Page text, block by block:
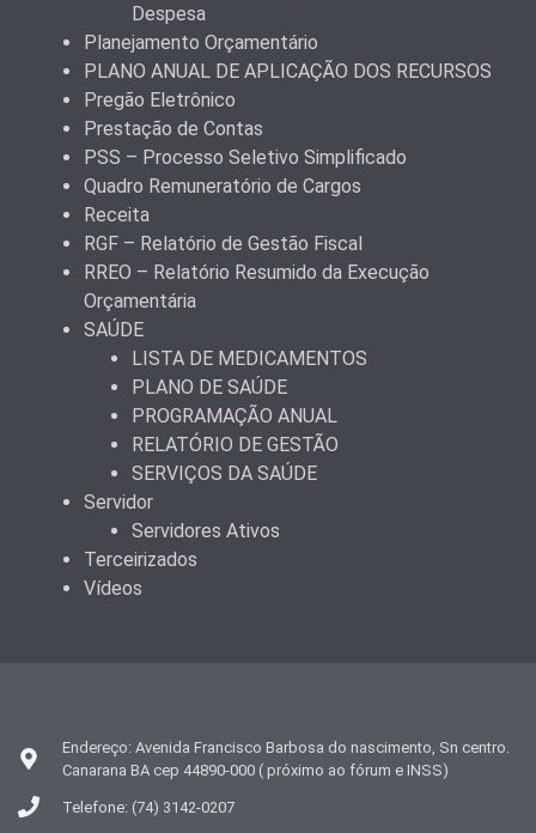
Despesa
Planejamento Orçamentário
PLANO ANUAL DE APLICAÇÃO DOS RECURSOS
Pregão Eletrônico
Prestação de Contas
PSS – Processo Seletivo Simplificado
Quadro Remuneratório de Cargos
Receita
RGF – Relatório de Gestão Fiscal
RREO – Relatório Resumido da Execução
Orçamentária
SAÚDE
LISTA DE MEDICAMENTOS
PLANO DE SAÚDE
PROGRAMAÇÃO ANUAL
RELATÓRIO DE GESTÃO
SERVIÇOS DA SAÚDE
Servidor
Servidores Ativos
Terceirizados
Vídeos
Endereço: Avenida Francisco Barbosa do nascimento, Sn centro.
Canarana BA cep 44890-000 ( próximo ao fórum e INSS)
Telefone: (74) 3142-0207